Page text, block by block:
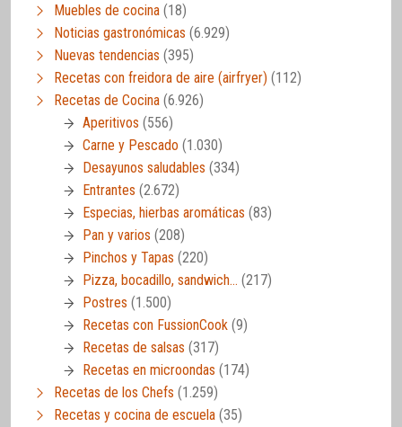
Muebles de cocina (18)
Noticias gastronómicas (6.929)
Nuevas tendencias (395)
Recetas con freidora de aire (airfryer) (112)
Recetas de Cocina (6.926)
Aperitivos (556)
Carne y Pescado (1.030)
Desayunos saludables (334)
Entrantes (2.672)
Especias, hierbas aromáticas (83)
Pan y varios (208)
Pinchos y Tapas (220)
Pizza, bocadillo, sandwich… (217)
Postres (1.500)
Recetas con FussionCook (9)
Recetas de salsas (317)
Recetas en microondas (174)
Recetas de los Chefs (1.259)
Recetas y cocina de escuela (35)